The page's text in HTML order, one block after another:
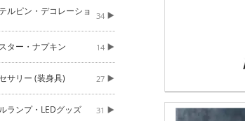
ルピン・デコレーショ 34
ター・ナプキン 14
サリー (装身具) 27
ランプ・LEDグッズ 31